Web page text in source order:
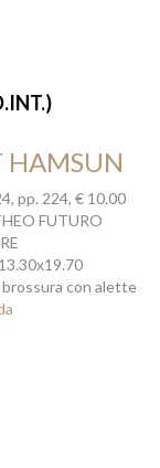
HAMSUN
pp. 224, € 10.00
FUTURO
con alette